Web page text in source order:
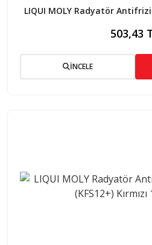
LIQUI MOLY Radyatör Antifrizi
503,43
İNCELE